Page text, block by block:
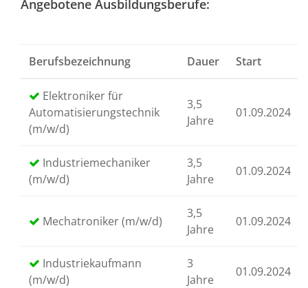
Angebotene Ausbildungsberufe:
Berufsbezeichnung Dauer Start
Elektroniker für
Automatisierungstechnik
(m/w/d)
3,5
Jahre
01.09.2024
Industriemechaniker
(m/w/d)
3,5
Jahre
01.09.2024
Mechatroniker (m/w/d)
3,5
Jahre
01.09.2024
Industriekaufmann
(m/w/d)
3
Jahre
01.09.2024